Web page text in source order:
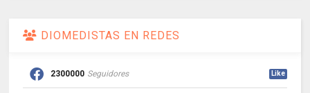
DIOMEDISTAS EN REDES
2300000 Seguidores Like